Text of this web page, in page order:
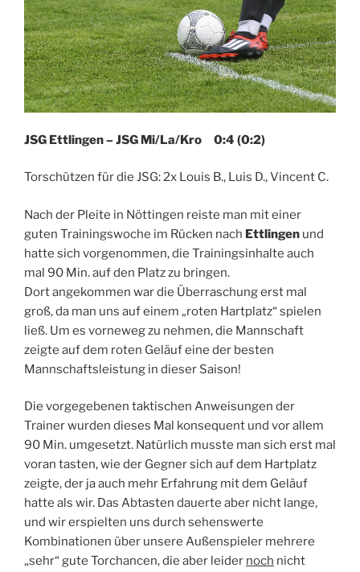
JSG Ettlingen – JSG Mi/La/Kro 0:4 (0:2)
Torschützen für die JSG: 2x Louis B., Luis D., Vincent C.
Nach der Pleite in Nöttingen reiste man mit einer
guten Trainingswoche im Rücken nach Ettlingen und
hatte sich vorgenommen, die Trainingsinhalte auch
mal 90 Min. auf den Platz zu bringen.
Dort angekommen war die Überraschung erst mal
groß, da man uns auf einem „roten Hartplatz“ spielen
ließ. Um es vorneweg zu nehmen, die Mannschaft
zeigte auf dem roten Geläuf eine der besten
Mannschaftsleistung in dieser Saison!
Die vorgegebenen taktischen Anweisungen der
Trainer wurden dieses Mal konsequent und vor allem
90 Min. umgesetzt. Natürlich musste man sich erst mal
voran tasten, wie der Gegner sich auf dem Hartplatz
zeigte, der ja auch mehr Erfahrung mit dem Geläuf
hatte als wir. Das Abtasten dauerte aber nicht lange,
und wir erspielten uns durch sehenswerte
Kombinationen über unsere Außenspieler mehrere
„sehr“ gute Torchancen, die aber leider noch nicht